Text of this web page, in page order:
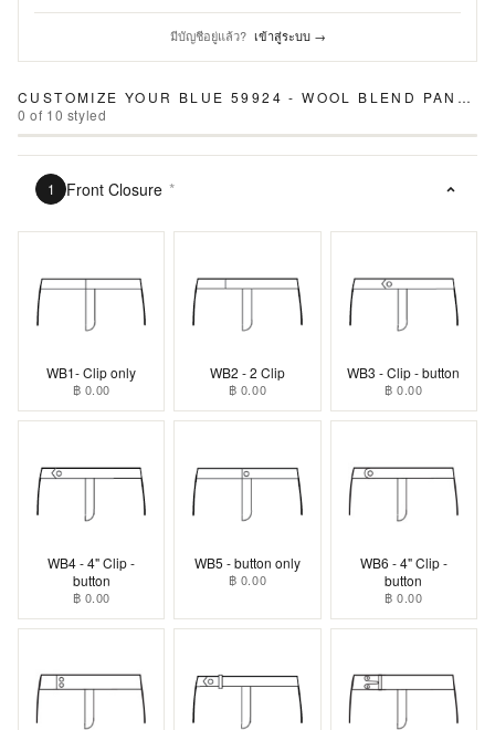
มีบัญชีอยู่แล้ว? เข้าสู่ระบบ →
CUSTOMIZE YOUR BLUE 59924 - WOOL BLEND PANTS
0 of 10 styled
1 Front Closure *
WB1- Clip only
฿ 0.00
WB2 - 2 Clip
฿ 0.00
WB3 - Clip - button
฿ 0.00
WB4 - 4" Clip -
button
฿ 0.00
WB5 - button only
฿ 0.00
WB6 - 4" Clip -
button
฿ 0.00